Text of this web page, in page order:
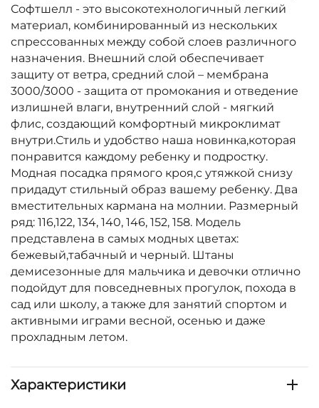
Софтшелл - это высокотехнологичный легкий
материал, комбинированный из нескольких
спрессованных между собой слоев различного
назначения. Внешний слой обеспечивает
защиту от ветра, средний слой – мембрана
3000/3000 - защита от промокания и отведение
излишней влаги, внутренний слой - мягкий
флис, создающий комфортный микроклимат
внутри.Стиль и удобство наша новинка,которая
понравится каждому ребенку и подростку.
Модная посадка прямого кроя,с утяжкой снизу
придадут стильный образ вашему ребенку. Два
вместительных кармана на молнии. Размерный
ряд: 116,122, 134, 140, 146, 152, 158. Модель
представлена в самых модных цветах:
бежевый,табачный и черный. Штаны
демисезонные для мальчика и девочки отлично
подойдут для повседневных прогулок, похода в
сад или школу, а также для занятий спортом и
активными играми весной, осенью и даже
прохладным летом.
Характеристики